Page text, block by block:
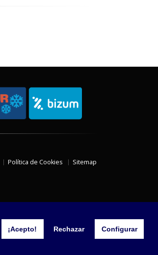
¡Acepto! Rechazar Configurar
Política de Cookies Sitemap